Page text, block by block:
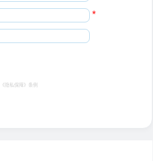
*
《隐私保障》 条例